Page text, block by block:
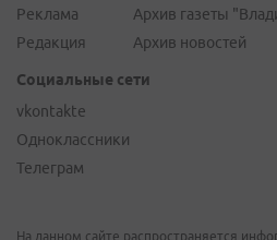
Реклама
Редакция
Архив газеты
Архив новостей
Социальные сети
vkontakte
Одноклассники
Телеграм
На данном сайте распространяется